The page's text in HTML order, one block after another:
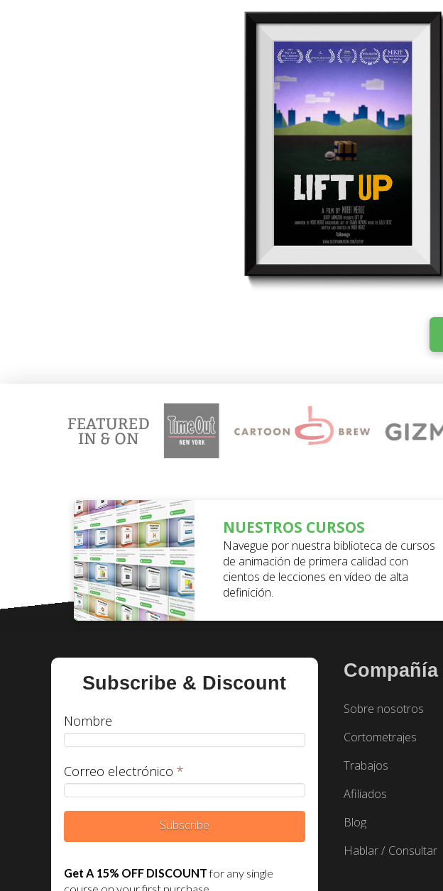
NUESTROS CURSOS
Navegue por nuestra biblioteca de cursos
de animación de primera calidad con
cientos de lecciones en vídeo de alta
definición.
Subscribe & Discount
Nombre
Correo electrónico *
Subscribe
Get A 15% OFF DISCOUNTfor any single
Compañía
Sobre nosotros
Cortometrajes
Trabajos
Afiliados
Blog
Hablar / Consultar